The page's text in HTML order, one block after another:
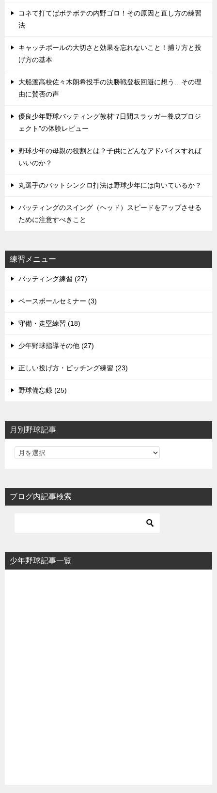
コネて打てばボテボテの内野ゴロ！その原因と直し方の練習
法
キャッチボールの大切さと効果を忘れないこと！捕り方と投
げ方の基本
大船渡高校佐々木朗希投手の決勝戦登板回避に想う…その理
由に賛否の声
優良少年野球バッティング教材“7日間スラッガー養成プロジ
ェクト”の体験レビュー
野球少年の母親の役割とは？子供にどんなアドバイスすれば
いいのか？
丸選手のバットシンクロ打法は野球少年には向いているか？
バッティングのスイング（ヘッド）スピードをアップさせる
ために注意すべきこと
練習メニュー
バッティング練習 (27)
ベースボールセミナー (3)
守備・走塁練習 (18)
少年野球指導その他 (27)
正しい投げ方・ピッチング練習 (23)
野球備忘録 (25)
月別野球記事
ブログ内記事検索
少年野球記事一覧